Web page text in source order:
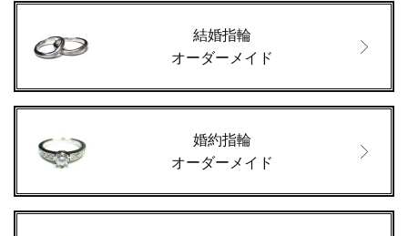
結婚指輪
オーダーメイド
婚約指輪
オーダーメイド